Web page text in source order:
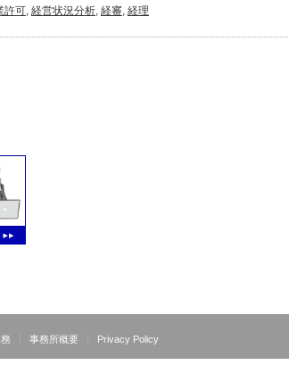
許可, 経営状況分析, 経審, 経理
事務所概要 Privacy Policy